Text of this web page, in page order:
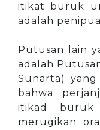
itikat buruk
adalah
Putusan lain
adalah
Sunarta)
bahwa
itikad
merugikan